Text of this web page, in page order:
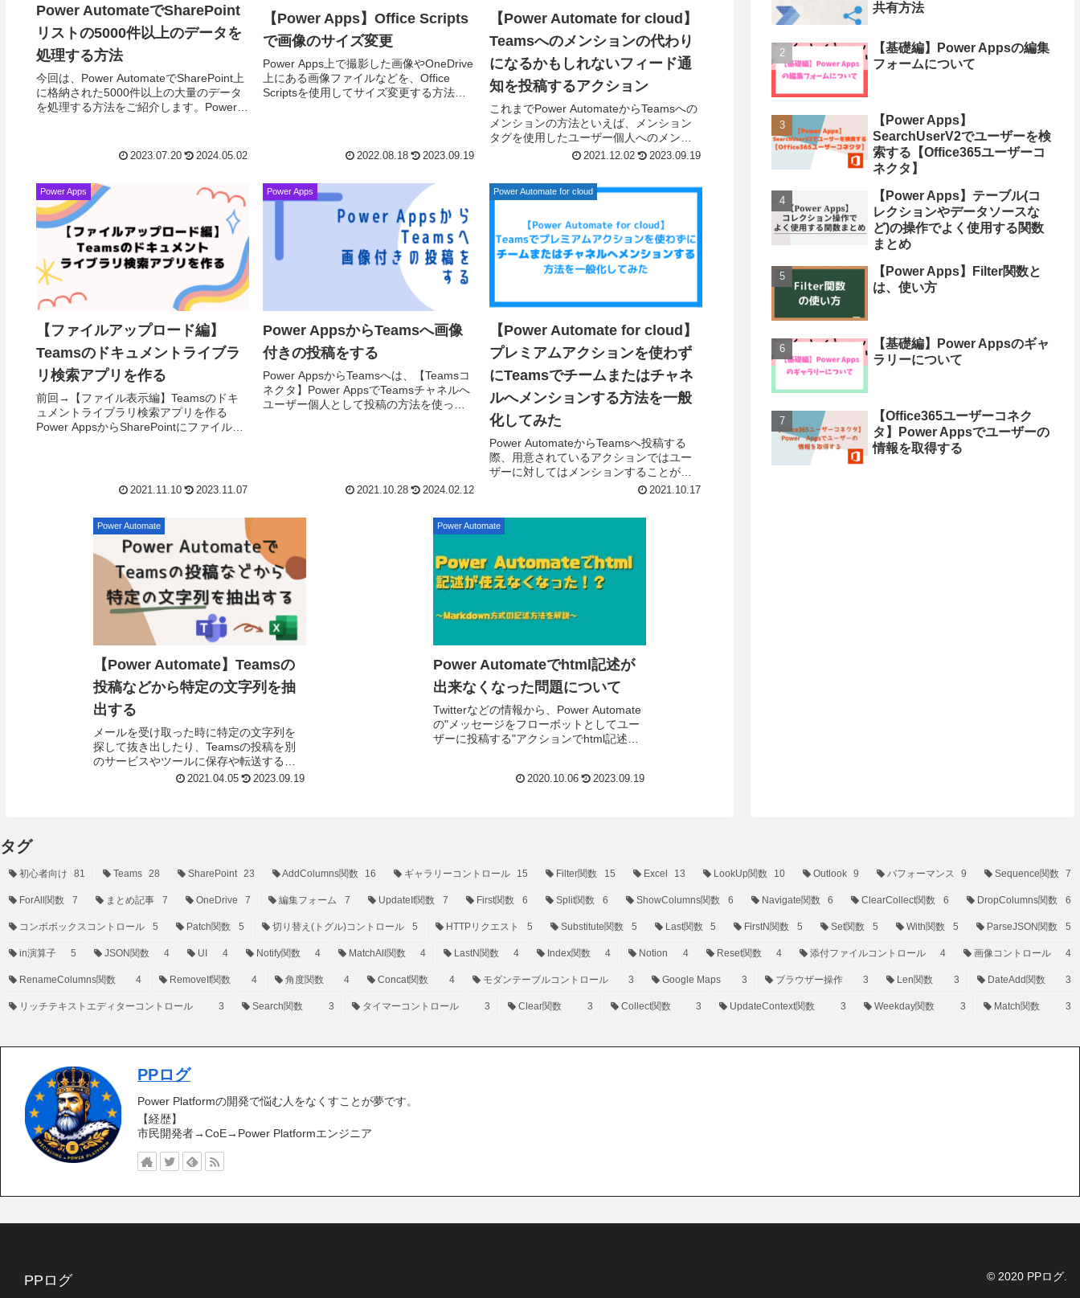
Power AutomateでSharePoint
リストの5000件以上のデータを
処理する方法
今回は、Power AutomateでSharePoint上
に格納された5000件以上の大量のデータ
を処理する方法をご紹介します。Power
2023.07.20 2024.05.02
【Power Apps】Office Scripts
で画像のサイズ変更
Power Apps上で撮影した画像やOneDrive
上にある画像ファイルなどを、Office
Scriptsを使用してサイズ変更する方法を
2022.08.18 2023.09.19
【Power Automate for cloud】
Teamsへのメンションの代わり
になるかもしれないフィード通
知を投稿するアクション
これまでPower AutomateからTeamsへの
メンションの方法といえば、メンション
タグを使用したユーザー個人へのメンシ
ョンでした。しかし、この方法ではチー
と...
2021.12.02 2023.09.19
Power Apps
【ファイルアップロード編】
Teamsのドキュメントライブラ
リ検索アプリを作る
前回→【ファイル表示編】Teamsのドキ
ュメントライブラリ検索アプリを作る
Power AppsからSharePointにファイルを
2021.11.10 2023.11.07
Power Apps
Power AppsからTeamsへ画像
付きの投稿をする
Power AppsからTeamsへは、【Teamsコ
ネクタ】Power AppsでTeamsチャネルへ
ユーザー個人として投稿の方法を使って
2021.10.28 2024.02.12
Power Automate for cloud
【Power Automate for cloud】
プレミアムアクションを使わず
にTeamsでチームまたはチャネ
ルへメンションする方法を一般
化してみた
Power AutomateからTeamsへ投稿する
際、用意されているアクションではユー
ザーに対してはメンションすることが出
来ますがチームやチャネルに対してはメ
無償...
2021.10.17
Power Automate
【Power Automate】Teamsの
投稿などから特定の文字列を抽
出する
メールを受け取った時に特定の文字列を
探して抜き出したり、Teamsの投稿を別
のサービスやツールに保存や転送する場
合に使用できる、特定の文字列部分のみ
2021.04.05 2023.09.19
Power Automate
Power Automateでhtml記述が
出来なくなった問題について
Twitterなどの情報から、Power Automate
の"メッセージをフローボットとしてユー
ザーに投稿する"アクションでhtml記述が
2020.10.06 2023.09.19
共有方法
【基礎編】Power Appsの編集
フォームについて
【Power Apps】
SearchUserV2でユーザーを検
索する【Office365ユーザーコ
ネクタ】
【Power Apps】テーブル(コ
レクションやデータソースな
ど)の操作でよく使用する関数
まとめ
【Power Apps】Filter関数と
は、使い方
【基礎編】Power Appsのギャ
ラリーについて
【Office365ユーザーコネク
タ】Power Appsでユーザーの
情報を取得する
タグ
初心者向け 81 Teams 28 SharePoint 23 AddColumns関数 16 ギャラリーコントロール 15 Filter関数 15 Excel 13 LookUp関数 10 Outlook 9 パフォーマンス 9 Sequence関数 7
ForAll関数 7 まとめ記事 7 OneDrive 7 編集フォーム 7 UpdateIf関数 7 First関数 6 Split関数 6 ShowColumns関数 6 Navigate関数 6 ClearCollect関数 6 DropColumns関数 6
コンボボックスコントロール 5 Patch関数 5 切り替え(トグル)コントロール 5 HTTPリクエスト 5 Substitute関数 5 Last関数 5 FirstN関数 5 Set関数 5 With関数 5 ParseJSON関数 5
in演算子 5 JSON関数 4 UI 4 Notify関数 4 MatchAll関数 4 LastN関数 4 Index関数 4 Notion 4 Reset関数 4 添付ファイルコントロール 4 画像コントロール 4
RenameColumns関数 4 RemoveIf関数 4 角度関数 4 Concat関数 4 モダンテーブルコントロール 3 Google Maps 3 ブラウザー操作 3 Len関数 3 DateAdd関数 3
リッチテキストエディターコントロール 3 Search関数 3 タイマーコントロール 3 Clear関数 3 Collect関数 3 UpdateContext関数 3 Weekday関数 3 Match関数 3
PPログ
Power Platformの開発で悩む人をなくすことが夢です。
【経歴】
市民開発者→CoE→Power Platformエンジニア
PPログ © 2020 PPログ.